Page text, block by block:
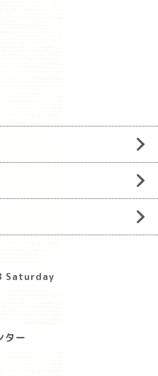
Saturday
ター